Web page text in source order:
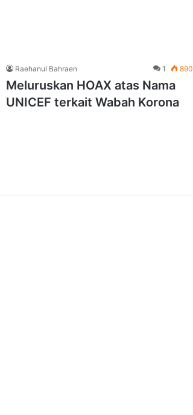
Raehanul Bahraen 1 890
Meluruskan HOAX atas Nama
UNICEF terkait Wabah Korona